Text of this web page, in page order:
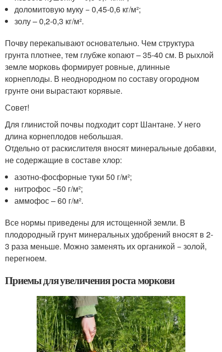
доломитовую муку − 0,45-0,6 кг/м²;
золу – 0,2-0,3 кг/м².
Почву перекапывают основательно. Чем структура
грунта плотнее, тем глубже копают – 35-40 см. В рыхлой
земле морковь формирует ровные, длинные
корнеплоды. В неоднородном по составу огородном
грунте они вырастают корявые.
Совет!
Для глинистой почвы подходит сорт Шантане. У него
длина корнеплодов небольшая.
Отдельно от раскислителя вносят минеральные добавки,
не содержащие в составе хлор:
азотно-фосфорные туки 50 г/м²;
нитрофос −50 г/м²;
аммофос – 60 г/м².
Все нормы приведены для истощенной земли. В
плодородный грунт минеральных удобрений вносят в 2-
3 раза меньше. Можно заменять их органикой − золой,
перегноем.
Приемы для увеличения роста моркови